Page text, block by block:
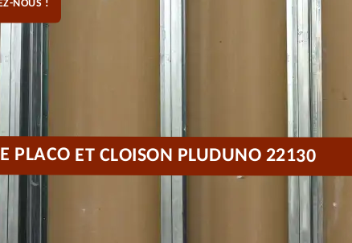
NOUS !
PLACO ET CLOISON PLUDUNO 22130